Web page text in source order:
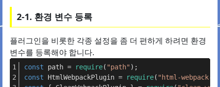
2-1. 환경 변수 등록
플러그인을 비롯한 각종 설정을 좀 더 편하게 하려면 환경
변수를 등록해야 합니다.
const path = require( "path" );
const
HtmlWebpackPlugin = require( "html-webpack-